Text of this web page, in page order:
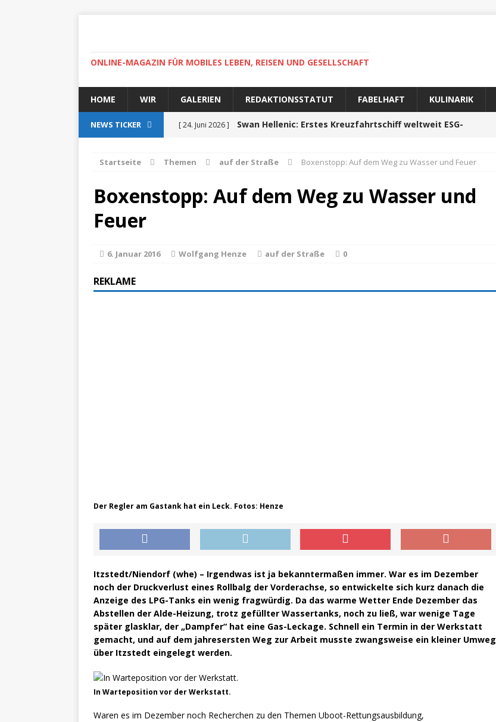
ONLINE-MAGAZIN FÜR MOBILES LEBEN, REISEN UND GESELLSCHAFT
HOME WIR GALERIEN REDAKTIONSSTATUT FABELHAFT KULINARIK
NEWS TICKER [ 24. Juni 2026 ] Swan Hellenic: Erstes Kreuzfahrtschiff weltweit ESG-
[ 30. April 2022 ] High-Tech-Katamaran MS „Nordlicht“ zurück: Auf nach
[ 5. Dezember 2021 ] Ab sofort elektrisch: Halligbahn wird modernisiert
Startseite Themen auf der Straße Boxenstopp: Auf dem Weg zu Wasser und Feuer
Boxenstopp: Auf dem Weg zu Wasser und
Feuer
6. Januar 2016 Wolfgang Henze auf der Straße 0
REKLAME
Der Regler am Gastank hat ein Leck. Fotos: Henze
Itzstedt/Niendorf (whe) – Irgendwas ist ja bekanntermaßen immer. War es im Dezember
noch der Druckverlust eines Rollbalg der Vorderachse, so entwickelte sich kurz danach die
Anzeige des LPG-Tanks ein wenig fragwürdig. Da das warme Wetter Ende Dezember das
Abstellen der Alde-Heizung, trotz gefüllter Wassertanks, noch zu ließ, war wenige Tage
später glasklar, der „Dampfer“ hat eine Gas-Leckage. Schnell ein Termin in der Werkstatt
gemacht, und auf dem jahresersten Weg zur Arbeit musste zwangsweise ein kleiner Umweg
über Itzstedt eingelegt werden.
In Warteposition vor der Werkstatt.
Waren es im Dezember noch Recherchen zu den Themen Uboot-Rettungsausbildung,